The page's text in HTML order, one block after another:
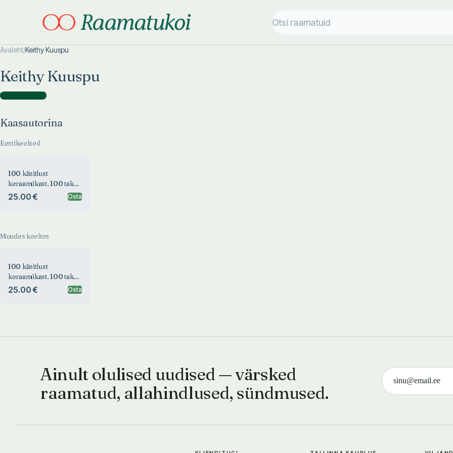
Avaleht/Keithy Kuuspu
Keithy Kuuspu
Kaasautorina )
Kaasautorina
Eestikeelsed
100 käsitlust
keraamikast. 100 takes
on ceramics
25.00 € Osta
Muudes keeltes
100 käsitlust
keraamikast. 100 takes
on ceramics
25.00 € Osta
Ainult olulised uudised — värsked
raamatud, allahindlused, sündmused.